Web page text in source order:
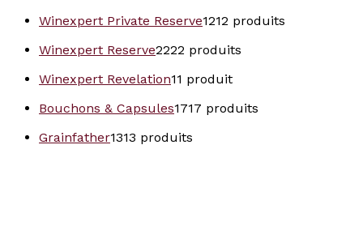
Winexpert Private Reserve1212 produits
Winexpert Reserve2222 produits
Winexpert Revelation11 produit
Bouchons & Capsules1717 produits
Grainfather1313 produits